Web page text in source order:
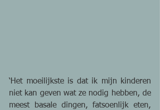
‘Het moeilijkste is dat ik mijn kinderen
niet kan geven wat ze nodig hebben, de
meest basale dingen, fatsoenlijk eten,